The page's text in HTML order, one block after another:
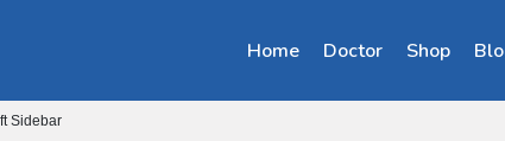
Home Doctor Shop
Sidebar